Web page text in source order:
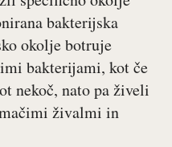
bakterijska
okolje botruje
bakterijami, kot če
nekoč, nato pa živeli
živalmi in